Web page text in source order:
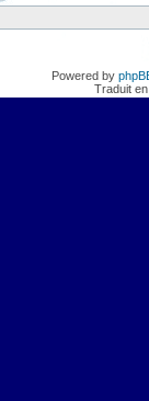
Powered by
Traduit